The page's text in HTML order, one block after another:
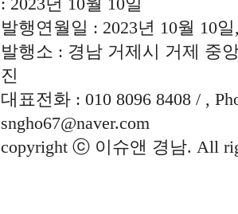
발행연월일 : 2023년 10월 10
발행소 : 경남 거제시 거제 중
진
대표전화 : 010 8096 8408 / ,
sngho67@naver.com
copyright ⓒ 이슈앤 경남. All